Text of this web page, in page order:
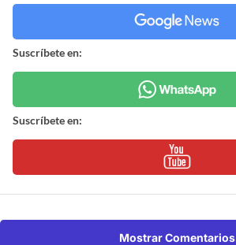
Suscríbete en:
Suscríbete en:
Mostrar Comentarios